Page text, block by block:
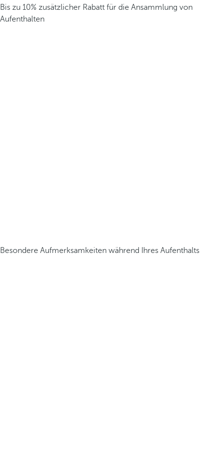
Bis zu 10% zusätzlicher Rabatt für die Ansammlung von
Aufenthalten
Besondere Aufmerksamkeiten während Ihres Aufenthalts